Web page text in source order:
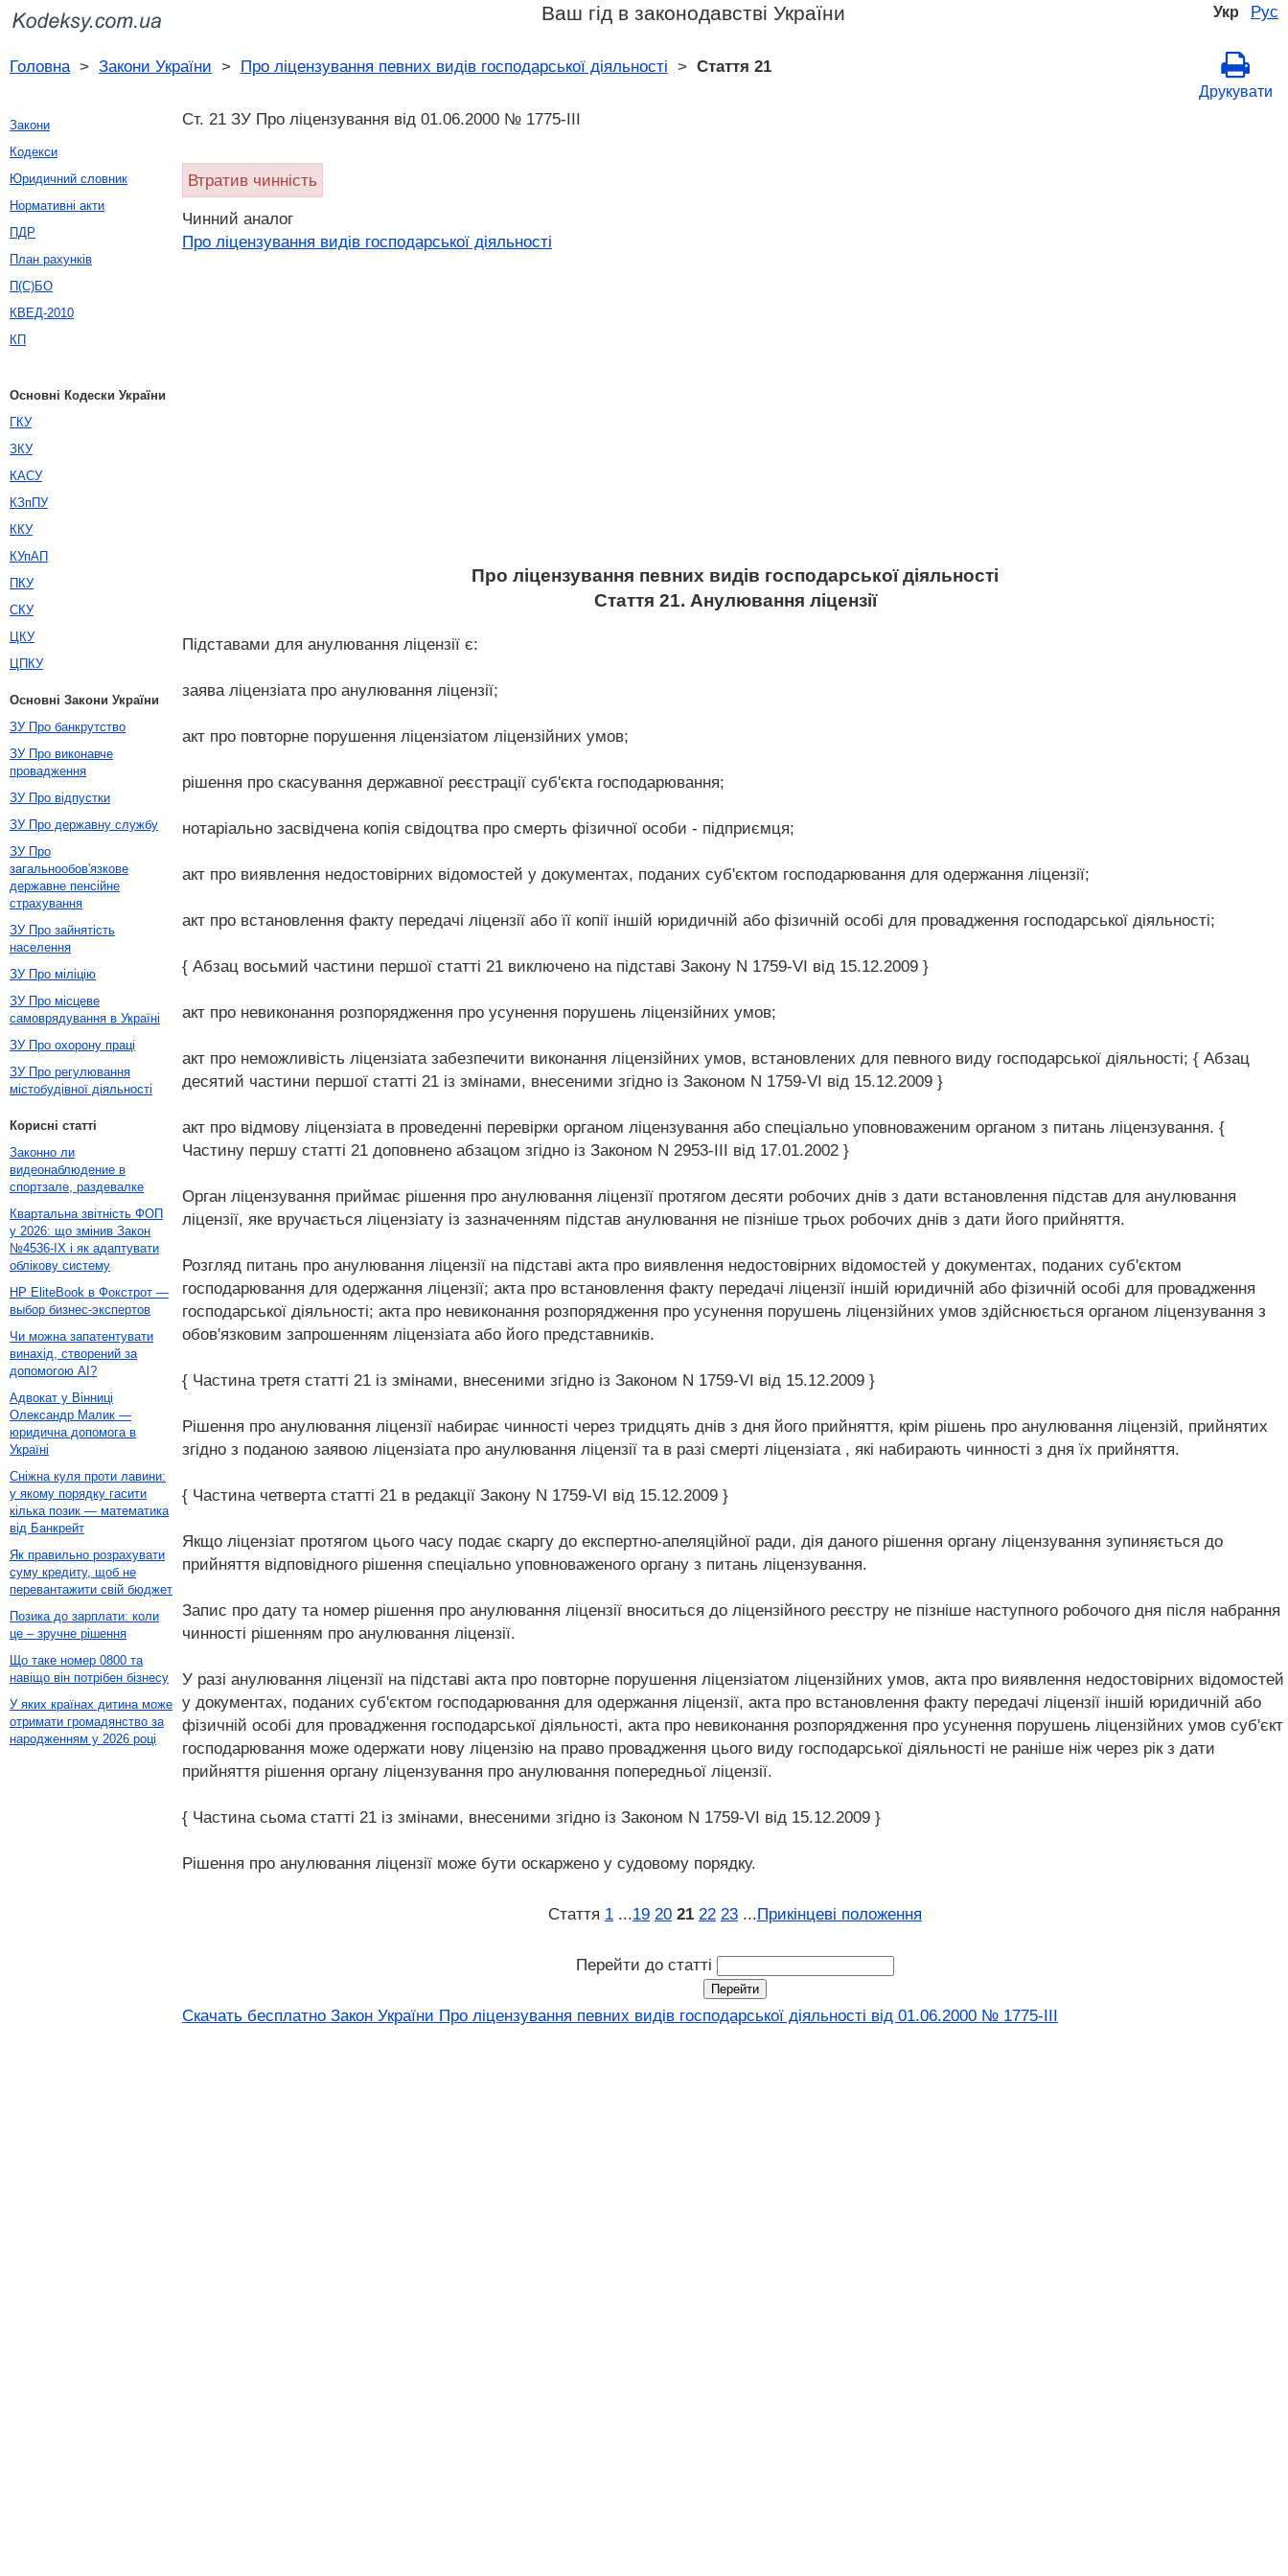
Укр Рус
Ваш гід в законодавстві України
Головна> Закони України > Про ліцензування певних видів господарської діяльності > Стаття 21
Друкувати
Ст. 21 ЗУ Про ліцензування вiд 01.06.2000 № 1775-III
Втратив чинність
Чинний аналог
Про ліцензування видів господарської діяльності
Про ліцензування певних видів господарської діяльності
Стаття 21. Анулювання ліцензії
Підставами для анулювання ліцензії є:
заява ліцензіата про анулювання ліцензії;
акт про повторне порушення ліцензіатом ліцензійних умов;
рішення про скасування державної реєстрації суб'єкта господарювання;
нотаріально засвідчена копія свідоцтва про смерть фізичної особи - підприємця;
акт про виявлення недостовірних відомостей у документах, поданих суб'єктом господарювання для одержання ліцензії;
акт про встановлення факту передачі ліцензії або її копії іншій юридичній або фізичній особі для провадження господарської діяльності;
{ Абзац восьмий частини першої статті 21 виключено на підставі Закону N 1759-VI від 15.12.2009 }
акт про невиконання розпорядження про усунення порушень ліцензійних умов;
акт про неможливість ліцензіата забезпечити виконання ліцензійних умов, встановлених для певного виду господарської діяльності; { Абзац
десятий частини першої статті 21 із змінами, внесеними згідно із Законом N 1759-VI від 15.12.2009 }
акт про відмову ліцензіата в проведенні перевірки органом ліцензування або спеціально уповноваженим органом з питань ліцензування. {
Частину першу статті 21 доповнено абзацом згідно із Законом N 2953-III від 17.01.2002 }
Орган ліцензування приймає рішення про анулювання ліцензії протягом десяти робочих днів з дати встановлення підстав для анулювання
ліцензії, яке вручається ліцензіату із зазначенням підстав анулювання не пізніше трьох робочих днів з дати його прийняття.
Розгляд питань про анулювання ліцензії на підставі акта про виявлення недостовірних відомостей у документах, поданих суб'єктом
господарювання для одержання ліцензії; акта про встановлення факту передачі ліцензії іншій юридичній або фізичній особі для провадження
господарської діяльності; акта про невиконання розпорядження про усунення порушень ліцензійних умов здійснюється органом ліцензування з
обов'язковим запрошенням ліцензіата або його представників.
{ Частина третя статті 21 із змінами, внесеними згідно із Законом N 1759-VI від 15.12.2009 }
Рішення про анулювання ліцензії набирає чинності через тридцять днів з дня його прийняття, крім рішень про анулювання ліцензій, прийнятих
згідно з поданою заявою ліцензіата про анулювання ліцензії та в разі смерті ліцензіата , які набирають чинності з дня їх прийняття.
{ Частина четверта статті 21 в редакції Закону N 1759-VI від 15.12.2009 }
Якщо ліцензіат протягом цього часу подає скаргу до експертно-апеляційної ради, дія даного рішення органу ліцензування зупиняється до
прийняття відповідного рішення спеціально уповноваженого органу з питань ліцензування.
Запис про дату та номер рішення про анулювання ліцензії вноситься до ліцензійного реєстру не пізніше наступного робочого дня після набрання
чинності рішенням про анулювання ліцензії.
У разі анулювання ліцензії на підставі акта про повторне порушення ліцензіатом ліцензійних умов, акта про виявлення недостовірних відомостей
у документах, поданих суб'єктом господарювання для одержання ліцензії, акта про встановлення факту передачі ліцензії іншій юридичній або
фізичній особі для провадження господарської діяльності, акта про невиконання розпорядження про усунення порушень ліцензійних умов суб'єкт
господарювання може одержати нову ліцензію на право провадження цього виду господарської діяльності не раніше ніж через рік з дати
прийняття рішення органу ліцензування про анулювання попередньої ліцензії.
{ Частина сьома статті 21 із змінами, внесеними згідно із Законом N 1759-VI від 15.12.2009 }
Рішення про анулювання ліцензії може бути оскаржено у судовому порядку.
Стаття 1 ...19 20 21 22 23 ...Прикінцеві положення
Перейти до статті
Скачать бесплатно Закон України Про ліцензування певних видів господарської діяльності вiд 01.06.2000 № 1775-III
Закони
Кодекси
Юридичний словник
Нормативні акти
ПДР
План рахунків
П(С)БО
КВЕД-2010
КП
Основні Кодески України
ГКУ
ЗКУ
КАСУ
КЗпПУ
ККУ
КУпАП
ПКУ
СКУ
ЦКУ
ЦПКУ
Основні Закони України
ЗУ Про банкрутство
ЗУ Про виконавче
провадження
ЗУ Про відпустки
ЗУ Про державну службу
ЗУ Про
загальнообов'язкове
державне пенсійне
страхування
ЗУ Про зайнятість
населення
ЗУ Про міліцію
ЗУ Про місцеве
самоврядування в Україні
ЗУ Про охорону праці
ЗУ Про регулювання
містобудівної діяльності
Корисні статті
Законно ли
видеонаблюдение в
спортзале, раздевалке
Квартальна звітність ФОП
у 2026: що змінив Закон
№4536-IX і як адаптувати
облікову систему
HP EliteBook в Фокстрот —
выбор бизнес-экспертов
Чи можна запатентувати
винахід, створений за
допомогою AI?
Адвокат у Вінниці
Олександр Малик —
юридична допомога в
Україні
Сніжна куля проти лавини:
у якому порядку гасити
кілька позик — математика
від Банкрейт
Як правильно розрахувати
суму кредиту, щоб не
перевантажити свій бюджет
Позика до зарплати: коли
це – зручне рішення
Що таке номер 0800 та
навіщо він потрібен бізнесу
У яких країнах дитина може
отримати громадянство за
народженням у 2026 році